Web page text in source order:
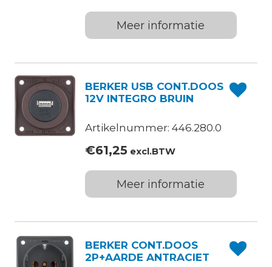
Meer informatie
BERKER USB CONT.DOOS
12V INTEGRO BRUIN
Artikelnummer: 446.280.0
€61,25excl.BTW
Meer informatie
BERKER CONT.DOOS
2P+AARDE ANTRACIET